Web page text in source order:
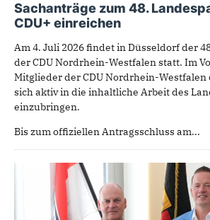
Sachanträge zum 48.
CDU+ einreichen
Am 4. Juli 2026 findet in Düsseldorf der
der CDU Nordrhein-Westfalen statt. Im
Mitglieder der CDU Nordrhein-Westfalen
sich aktiv in die inhaltliche Arbeit des
einzubringen.
Bis zum offiziellen Antragsschluss am...